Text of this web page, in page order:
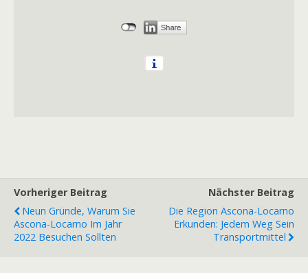
Vorheriger Beitrag
Neun Gründe, Warum Sie
Ascona-Locarno Im Jahr
2022 Besuchen Sollten
Nächster Beitrag
Die Region Ascona-Locarno
Erkunden: Jedem Weg Sein
Transportmittel